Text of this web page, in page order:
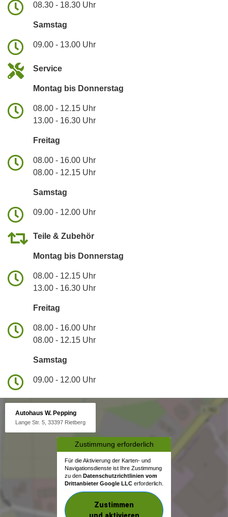
08.30 - 18.30 Uhr
Samstag
09.00 - 13.00 Uhr
Service
Montag bis Donnerstag
08.00 - 12.15 Uhr
13.00 - 16.30 Uhr
Freitag
08.00 - 16.00 Uhr
08.00 - 12.15 Uhr
Samstag
09.00 - 12.00 Uhr
Teile & Zubehör
Montag bis Donnerstag
08.00 - 12.15 Uhr
13.00 - 16.30 Uhr
Freitag
08.00 - 16.00 Uhr
08.00 - 12.15 Uhr
Samstag
09.00 - 12.00 Uhr
Autohaus W. Pepping
Lange Str. 5, 33397 Rietberg
Zustimmung erforderlich
Für die Aktivierung der Karten- und
Navigationsdienste ist Ihre Zustimmung
zu den Datenschutzrichtlinien vom
Drittanbieter Google LLC erforderlich.
Zustimmen